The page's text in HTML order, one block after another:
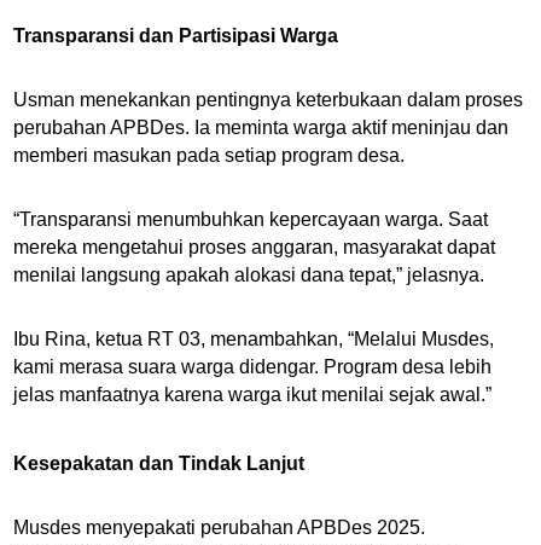
Transparansi dan Partisipasi Warga
Usman menekankan pentingnya keterbukaan dalam proses
perubahan APBDes. Ia meminta warga aktif meninjau dan
memberi masukan pada setiap program desa.
“Transparansi menumbuhkan kepercayaan warga. Saat
mereka mengetahui proses anggaran, masyarakat dapat
menilai langsung apakah alokasi dana tepat,” jelasnya.
Ibu Rina, ketua RT 03, menambahkan, “Melalui Musdes,
kami merasa suara warga didengar. Program desa lebih
jelas manfaatnya karena warga ikut menilai sejak awal.”
Kesepakatan dan Tindak Lanjut
Musdes menyepakati perubahan APBDes 2025.